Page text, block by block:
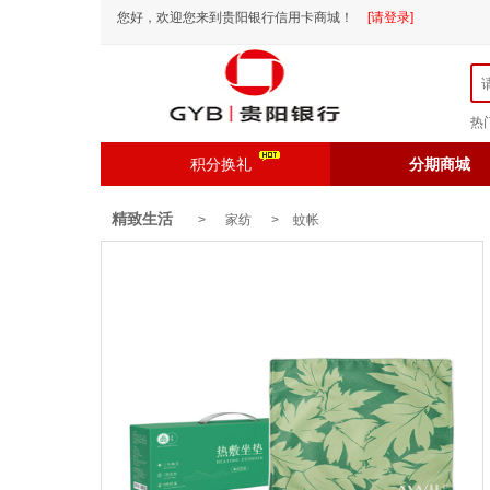
您好，欢迎您来到贵阳银行信用卡商城！ [请登录]
热
积分换礼 分期商城
精致生活 > 家纺 > 蚊帐